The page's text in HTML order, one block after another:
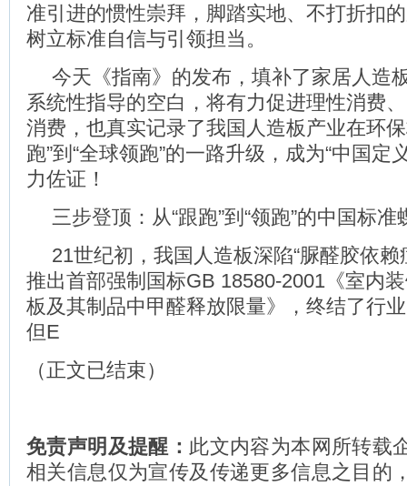
准引进的惯性崇拜，脚踏实地、不打折扣
树立标准自信与引领担当。
今天《指南》的发布，填补了家居人造
系统性指导的空白，将有力促进理性消费
消费，也真实记录了我国人造板产业在环
跑”到“全球领跑”的一路升级，成为“中国定
力佐证！
三步登顶：从“跟跑”到“领跑”的中国标准
21世纪初，我国人造板深陷“脲醛胶依赖
推出首部强制国标GB 18580-2001《室内
板及其制品中甲醛释放限量》，终结了行
但E
（正文已结束）
免责声明及提醒： 此文内容为本网所转载
相关信息仅为宣传及传递更多信息之目的